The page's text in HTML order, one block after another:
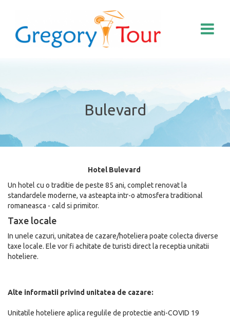
Bulevard
Hotel Bulevard
Un hotel cu o traditie de peste 85 ani, complet renovat la
standardele moderne, va asteapta intr-o atmosfera traditional
romaneasca - cald si primitor.
Taxe locale
In unele cazuri, unitatea de cazare/hoteliera poate colecta diverse
taxe locale. Ele vor fi achitate de turisti direct la receptia unitatii
hoteliere.
Alte informatii privind unitatea de cazare:
Unitatile hoteliere aplica regulile de protectie anti-COVID 19